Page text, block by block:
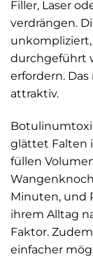
Filler, Laser
verdrängen.
unkompliziert,
durchgeführt
erfordern.
attraktiv.
glättet Falten
füllen
Minuten, und
ihrem Alltag
Faktor.
einfacher